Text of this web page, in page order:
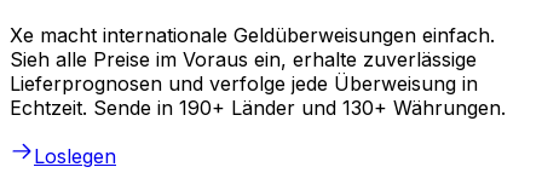
Xe macht internationale Geldüberweisungen einfach.
Sieh alle Preise im Voraus ein, erhalte zuverlässige
Lieferprognosen und verfolge jede Überweisung in
Echtzeit. Sende in 190+ Länder und 130+ Währungen.
Loslegen